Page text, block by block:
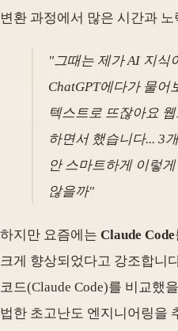
변환 과정에서 많은 시간과
"그때는 제가 AI 지식
ChatGPT에다가 물어
텍스트로 뜨잖아요
하면서 했습니다... 3
안 스마트하게 이렇
않을까"
하지만 요즘에는 Claude Code
크게 향상되었다고 강조합니
코드(Claude Code)를 비교했
법한 초고난도 엔지니어링을